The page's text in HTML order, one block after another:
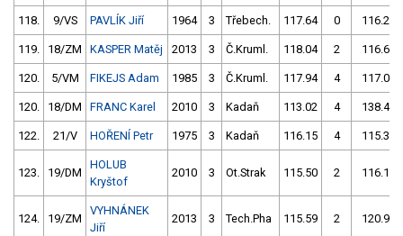
118. 9/VS PAVLÍK Jiří 1964 3 Třebech. 117.64 0 116.29
119. 18/ZM KASPER Matěj 2013 3 Č.Kruml. 118.04 2 116.62
120. 5/VM FIKEJS Adam 1985 3 Č.Kruml. 117.94 4 117.02
120. 18/DM FRANC Karel 2010 3 Kadaň 113.02 4 138.47
122. 21/V HOŘENÍ Petr 1975 3 Kadaň 116.15 4 115.35
123. 19/DM
HOLUB
Kryštof
2010 3 Ot.Strak 115.50 2 116.16
124. 19/ZM
VYHNÁNEK
Jiří
2013 3 Tech.Pha 115.59 2 120.93